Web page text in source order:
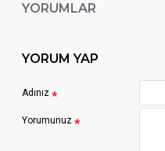
YORUMLAR
YORUM YAP
Adınız
Yorumunuz